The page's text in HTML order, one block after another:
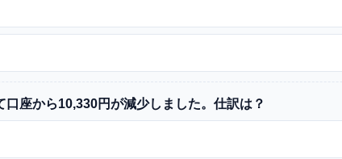
座から10,330円が減少しました。仕訳は？